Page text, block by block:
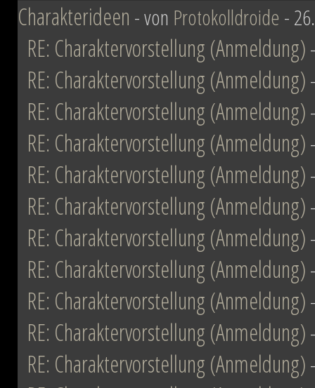
Charakterideen - von Protokolldroide -
RE: Charaktervorstellung (Anmeldung)
RE: Charaktervorstellung (Anmeldung)
RE: Charaktervorstellung (Anmeldung)
RE: Charaktervorstellung (Anmeldung)
RE: Charaktervorstellung (Anmeldung)
RE: Charaktervorstellung (Anmeldung)
RE: Charaktervorstellung (Anmeldung)
RE: Charaktervorstellung (Anmeldung)
RE: Charaktervorstellung (Anmeldung)
RE: Charaktervorstellung (Anmeldung)
RE: Charaktervorstellung (Anmeldung)